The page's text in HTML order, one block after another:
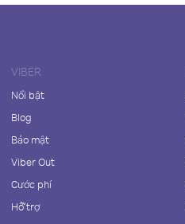
VIBER
Nổi bật
Blog
Bảo mật
Viber Out
Cước phí
Hỗ trợ